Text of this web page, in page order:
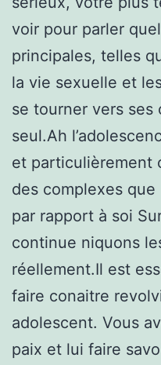
voir pour parler
principales, telles
la vie sexuelle et
se tourner vers ses
seul.Ah
et particulièrement
des complexes que
par rapport à soi
continue niquons
réellement.Il est
faire conaitre
adolescent. Vous
paix et lui faire